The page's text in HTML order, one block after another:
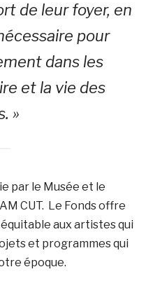
de leur foyer, en
pour
dans les
et la vie des
»
par le Musée et le
CUT. Le Fonds offre
aux artistes qui
et programmes qui
époque.